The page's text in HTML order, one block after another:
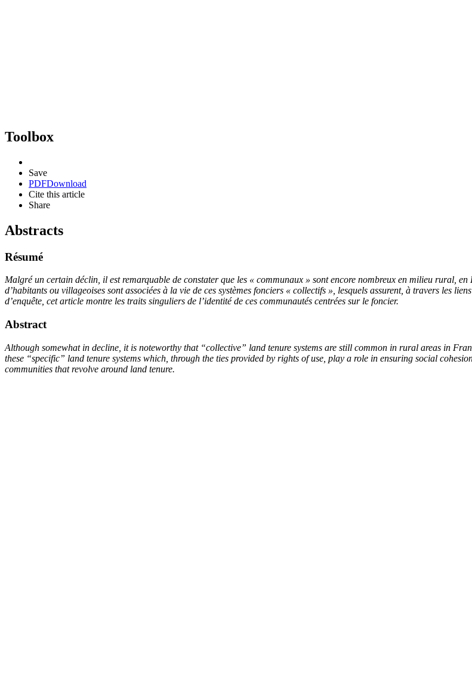
Toolbox
Save
PDFDownload
Cite this article
Share
Abstracts
Résumé
Malgré un certain déclin, il est remarquable de constater que les « communaux » sont encore nombreux en milieu rural,
d’habitants ou villageoises sont associées à la vie de ces systèmes fonciers « collectifs », lesquels assurent, à travers les
d’enquête, cet article montre les traits singuliers de l’identité de ces communautés centrées sur le foncier.
Abstract
Although somewhat in decline, it is noteworthy that “collective” land tenure systems are still common in rural areas in
these “specific” land tenure systems which, through the ties provided by rights of use, play a role in ensuring social
communities that revolve around land tenure.